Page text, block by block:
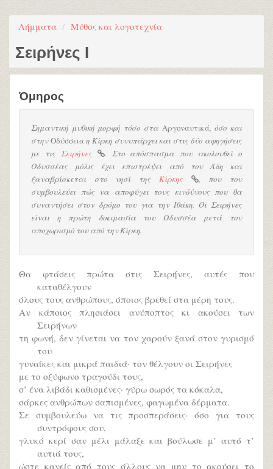
Λήμματα Μύθος και λογοτεχνία
Σειρήνες Ι
Όμηρος
Σημαντική μυθική μορφή τόσο στα Αργοναυτικά , όσο και
στηνΟδύσσειαη Κίρκη συνυπάρχει και στις δύο αφηγήσεις
με τις Σειρήνες
. Στο απόσπασμα που ακολουθεί ο
Οδυσσέας μόλις έχει επιστρέψει από τον Άδη και
ξαναβρίσκεται στο νησί της Κίρκης
, που τον
συμβουλεύει πώς να αποφύγει τους κινδύνους που θα
συναντήσει στον δρόμο του για την Ιθάκη. Οι Σειρήνες
είναι η πρώτη δοκιμασία του Οδυσσέα μετά τον
αποχωρισμό του από την Κίρκη.
Θα φτάσεις πρώτα στις Σειρήνες, αυτές που
καταθέλγουν
όλους τους ανθρώπους, όποιος βρεθεί στα μέρη τους.
Αν κάποιος πλησιάσει ανύποπτος κι ακούσει των
Σειρήνων
τη φωνή, δεν γίνεται να τον χαρούν ξανά στον γυρισμό
του
γυναίκες και μικρά παιδιά· τον θέλγουν οι Σειρήνες
με το οξύφωνο τραγούδι τους,
σ’ ένα λιβάδι καθισμένες· γύρω σωρός τα κόκαλα,
σάρκες ανθρώπων σαπισμένες, φαγωμένα δέρματα.
Σε συμβουλεύω να τις προσπεράσεις· όσο για τους
συντρόφους σου,
γλυκό κερί σαν μέλι μάλαξε και βούλωσε μ’ αυτό τ’
αυτιά τους,
ώστε κανείς από τους άλλους να μην το ακούσει το